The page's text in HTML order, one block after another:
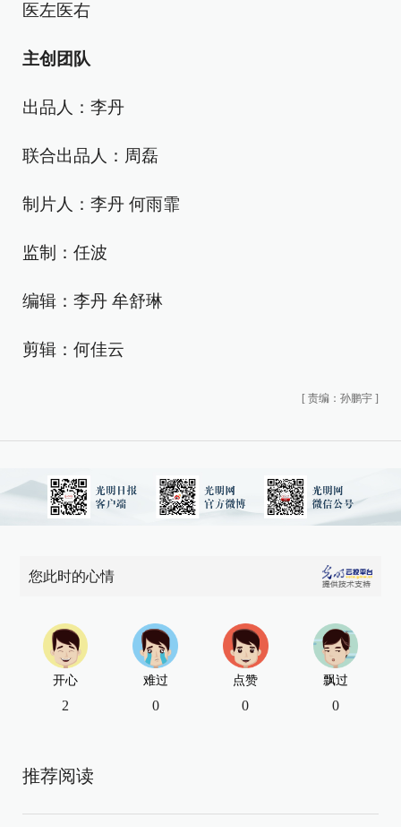
医左医右
主创团队
出品人：李丹
联合出品人：周磊
制片人：李丹 何雨霏
监制：任波
编辑：李丹 牟舒琳
剪辑：何佳云
[ 责编：孙鹏宇 ]
您此时的心情
开心
2
难过
0
点赞
0
飘过
0
推荐阅读